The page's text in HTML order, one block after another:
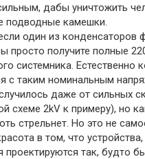
дабы уничтожить
подводные камешки.
один из конденсаторов
просто получите полные
системника. Естественно
с таким номинальным
даже от сильных
схеме 2kV к примеру), но
стрельнет. Но это не
в том, что
проектируются так, будто